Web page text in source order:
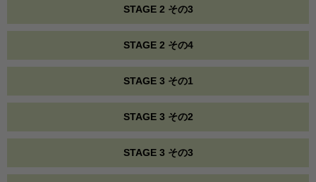
STAGE 2 その3
STAGE 2 その4
STAGE 3 その1
STAGE 3 その2
STAGE 3 その3